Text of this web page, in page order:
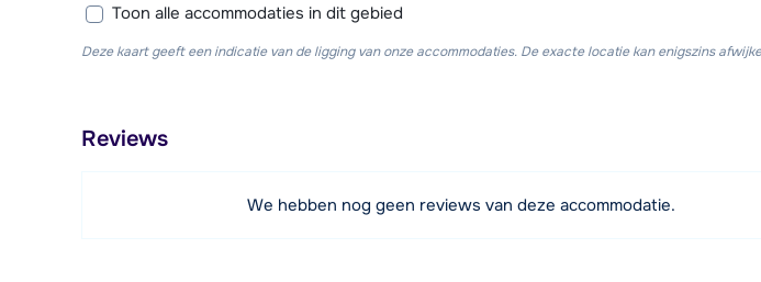
Toon alle accommodaties in dit gebied
Deze kaart geeft een indicatie van de ligging van onze accommodaties. De exacte locatie kan enigszins
Reviews
We hebben nog geen reviews van deze accommodatie.